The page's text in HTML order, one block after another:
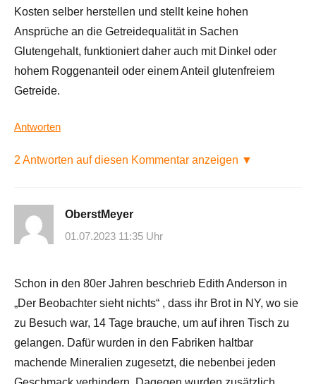
Kosten selber herstellen und stellt keine hohen
Ansprüche an die Getreidequalität in Sachen
Glutengehalt, funktioniert daher auch mit Dinkel oder
hohem Roggenanteil oder einem Anteil glutenfreiem
Getreide.
Antworten
2 Antworten auf diesen Kommentar anzeigen ▼
OberstMeyer
01.07.2023 11:35 Uhr
Schon in den 80er Jahren beschrieb Edith Anderson in
„Der Beobachter sieht nichts“ , dass ihr Brot in NY, wo sie
zu Besuch war, 14 Tage brauche, um auf ihren Tisch zu
gelangen. Dafür wurden in den Fabriken haltbar
machende Mineralien zugesetzt, die nebenbei jeden